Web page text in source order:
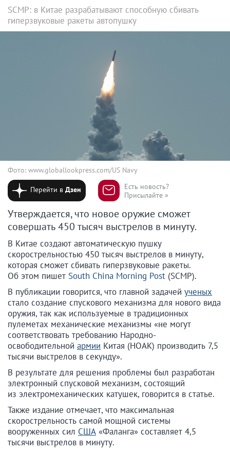
SCMP: в Китае разрабатывают способную сбивать
гиперзвуковые ракеты автопушку
Фото: www.globallookpress.com/US Navy
Перейти вДзен
Есть новость?
Присылайте »
Утверждается, что новое оружие сможет
совершать 450 тысяч выстрелов в минуту.
В Китае создают автоматическую пушку
скорострельностью 450 тысяч выстрелов в минуту,
которая сможет сбивать гиперзвуковые ракеты.
Об этом пишет South China Morning Post (SCMP).
В публикации говорится, что главной задачей ученых
стало создание спускового механизма для нового вида
оружия, так как используемые в традиционных
пулеметах механические механизмы «не могут
соответствовать требованию Народно-
освободительной армии Китая (НОАК) производить 7,5
тысячи выстрелов в секунду».
В результате для решения проблемы был разработан
электронный спусковой механизм, состоящий
из электромеханических катушек, говорится в статье.
Также издание отмечает, что максимальная
скорострельность самой мощной системы
вооруженных сил США «Фаланга» составляет 4,5
тысячи выстрелов в минуту.